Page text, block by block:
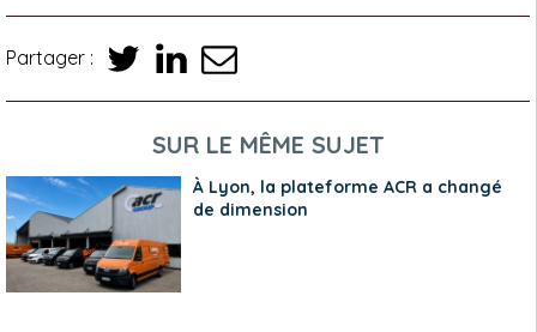
Partager :
SUR LE MÊME SUJET
À Lyon, la plateforme ACR a changé
de dimension